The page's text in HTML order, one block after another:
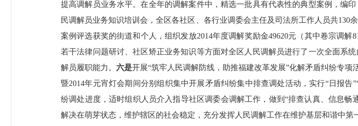
提高调解员业务水平。在全年的调解案件中，精选一批具有代表性的典型案例，编
民调解员业务知识培训会，全区各社区、各行业调委会主任及司法所工作人员共130
案例评选获奖的街道和个人，组织发放2014年度调解奖励金49620元（其中卷宗调解
若干法律问题研讨、社区矫正业务知识等方面对全区人民调解员进行了一次全面系
解员履职能力。 六是开展“筑牢人民调解防线，助推福建改革发展”化解矛盾纠纷专
暨2014年元宵灯会期间分别组织集中开展矛盾纠纷集中排查调处活动，实行“日报
纷调处进度，适时组织人员介入指导社区调委会调解工作，做到“排查认真、信息畅
解决在萌芽状态，维护辖区的社会稳定，充分发挥人民调解工作在维护基层和谐中第